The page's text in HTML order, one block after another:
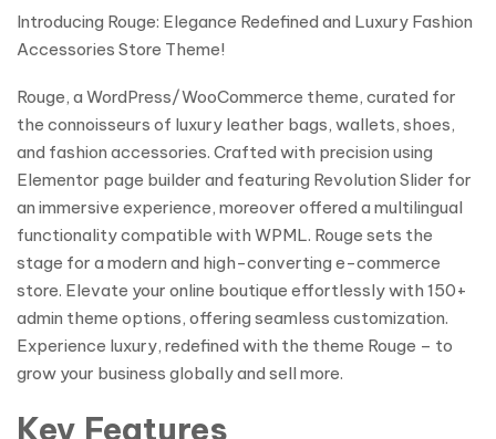
Introducing Rouge: Elegance Redefined and Luxury Fashion
Accessories Store Theme!
Rouge, a WordPress/WooCommerce theme, curated for
the connoisseurs of luxury leather bags, wallets, shoes,
and fashion accessories. Crafted with precision using
Elementor page builder and featuring Revolution Slider for
an immersive experience, moreover offered a multilingual
functionality compatible with WPML. Rouge sets the
stage for a modern and high-converting e-commerce
store. Elevate your online boutique effortlessly with 150+
admin theme options, offering seamless customization.
Experience luxury, redefined with the theme Rouge – to
grow your business globally and sell more.
Key Features